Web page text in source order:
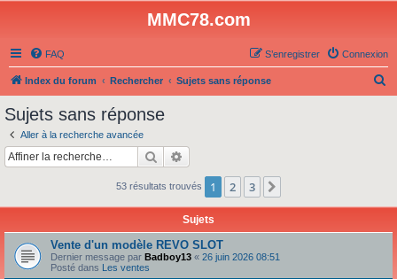
MMC78.com
FAQ Connexion
S’enregistrer
Index du forum Rechercher Sujets sans réponse
c
Sujets sans réponse
Aller à la recherche avancée
Rechercher
53 résultats trouvés 1 2 3
Sujets
Vente d'un modèle REVO SLOT
Dernier message par Badboy13 « 26 juin 2026 08:51
Posté dans Les ventes